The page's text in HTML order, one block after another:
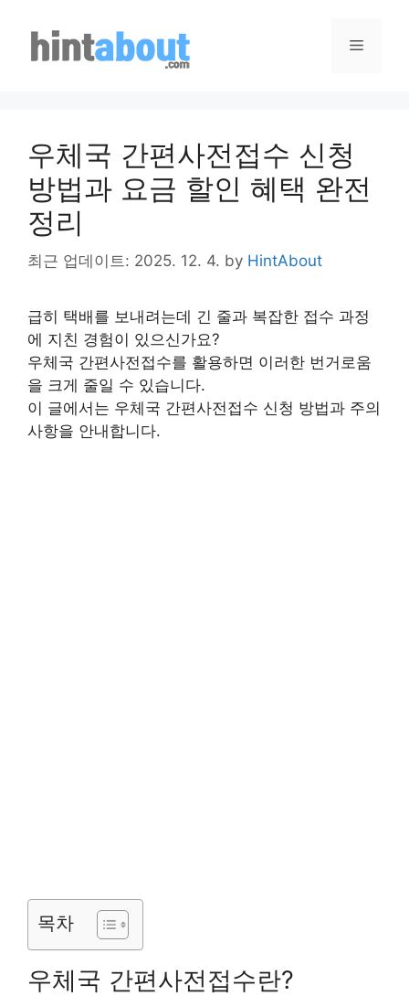
content
Menu
우체국 간편사전접수 신청
방법과 요금 할인 혜택 완전
정리
최근 업데이트: 2025. 12. 4. by HintAbout
급히 택배를 보내려는데 긴 줄과 복잡한 접수 과정
에 지친 경험이 있으신가요?
우체국 간편사전접수를 활용하면 이러한 번거로움
을 크게 줄일 수 있습니다.
이 글에서는 우체국 간편사전접수 신청 방법과 주의
사항을 안내합니다.
목차
우체국 간편사전접수란?